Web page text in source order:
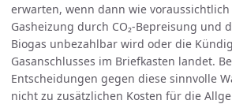
erwarten, wenn dann wie
Gasheizung durch CO₂-Bepreisung und
Biogas unbezahlbar wird oder die
Gasanschlusses im Briefkasten landet.
Entscheidungen gegen diese sinnvolle
nicht zu zusätzlichen Kosten für die